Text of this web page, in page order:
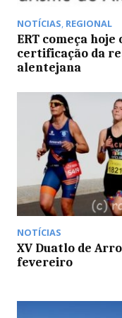
NOTÍCIAS, REGIONAL
ERT começa
certificação da
alentejana
NOTÍCIAS
XV Duatlo de
fevereiro